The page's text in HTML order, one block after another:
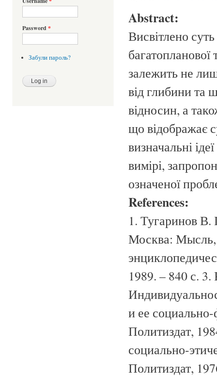
Password *
Забули пароль?
Abstract:
Висвітлено суть
багатопланової
залежить не
від глибини та
відносин, а
що відображає
визначальні
вимірі,
означеної
References:
1. Тугаринов
Москва: Мысль,
1989. – 840 с.
и ее
Политиздат,
социально-
Политиздат,